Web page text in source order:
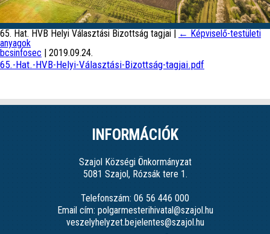
65. Hat. HVB Helyi Választási Bizottság tagjai | ← Képviselő-testületi
anyagok
bcsinfosec | 2019.09.24.
65.-Hat.-HVB-Helyi-Választási-Bizottság-tagjai.pdf
INFORMÁCIÓK
Szajol Községi Önkormányzat
5081 Szajol, Rózsák tere 1.
Telefonszám: 06 56 446 000
Email cím: polgarmesterihivatal@szajol.hu
veszelyhelyzet.bejelentes@szajol.hu